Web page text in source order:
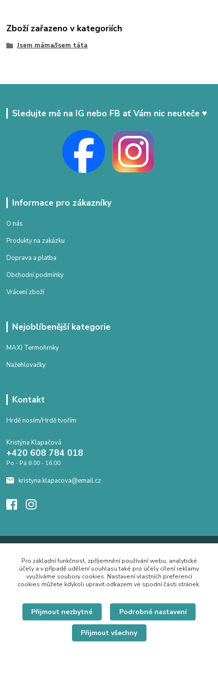
Zboží zařazeno v kategoriích
Jsem máma/Jsem táta
Sledujte mě na IG nebo FB ať Vám nic neuteče ♥
Informace pro zákazníky
O nás
Produkty na zakázku
Doprava a platba
Obchodní podmínky
Vrácení zboží
Nejoblíbenější kategorie
MAXI Termohrnky
Nažehlovačky
Kontakt
Hrdě nosím/Hrdě tvořím
Kristýna Klapačová
+420 608 784 018
Po - Pá 8.00 - 16.00
kristyna.klapacova@email.cz
Pro základní funkčnost, zpříjemnění používání webu, analytické
účely a v případě udělení souhlasu také pro účely cílení reklamy
využíváme soubory cookies. Nastavení vlastních preferencí
cookies můžete kdykoli upravit odkazem ve spodní části stránek.
Přijmout nezbytné Podrobné nastavení
Přijmout všechny